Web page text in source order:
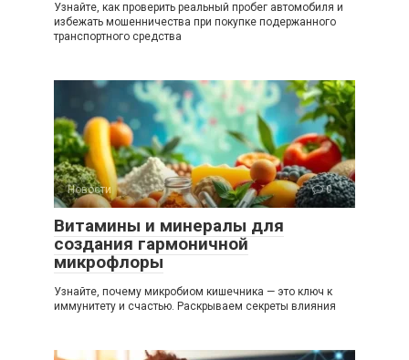
Узнайте, как проверить реальный пробег автомобиля и
избежать мошенничества при покупке подержанного
транспортного средства
Новости 0
Витамины и минералы для
создания гармоничной
микрофлоры
Узнайте, почему микробиом кишечника — это ключ к
иммунитету и счастью. Раскрываем секреты влияния